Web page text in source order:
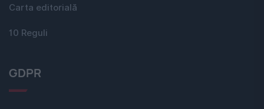
Carta editorială
10 Reguli
GDPR